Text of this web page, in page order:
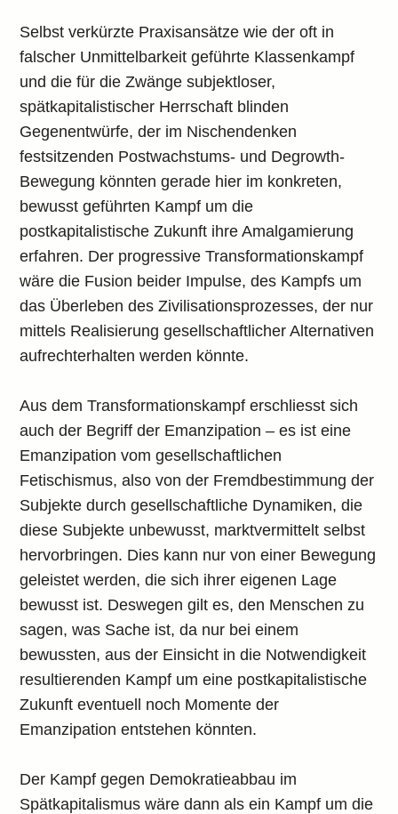
Selbst verkürzte Praxisansätze wie der oft in
falscher Unmittelbarkeit geführte Klassenkampf
und die für die Zwänge subjektloser,
spätkapitalistischer Herrschaft blinden
Gegenentwürfe, der im Nischendenken
festsitzenden Postwachstums- und Degrowth-
Bewegung könnten gerade hier im konkreten,
bewusst geführten Kampf um die
postkapitalistische Zukunft ihre Amalgamierung
erfahren. Der progressive Transformationskampf
wäre die Fusion beider Impulse, des Kampfs um
das Überleben des Zivilisationsprozesses, der nur
mittels Realisierung gesellschaftlicher Alternativen
aufrechterhalten werden könnte.
Aus dem Transformationskampf erschliesst sich
auch der Begriff der Emanzipation – es ist eine
Emanzipation vom gesellschaftlichen
Fetischismus, also von der Fremdbestimmung der
Subjekte durch gesellschaftliche Dynamiken, die
diese Subjekte unbewusst, marktvermittelt selbst
hervorbringen. Dies kann nur von einer Bewegung
geleistet werden, die sich ihrer eigenen Lage
bewusst ist. Deswegen gilt es, den Menschen zu
sagen, was Sache ist, da nur bei einem
bewussten, aus der Einsicht in die Notwendigkeit
resultierenden Kampf um eine postkapitalistische
Zukunft eventuell noch Momente der
Emanzipation entstehen könnten.
Der Kampf gegen Demokratieabbau im
Spätkapitalismus wäre dann als ein Kampf um die